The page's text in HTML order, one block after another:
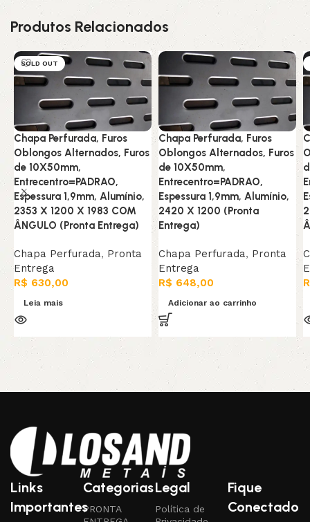
Produtos Relacionados
SOLD OUT
Chapa Perfurada, Furos
Oblongos Alternados, Furos
de 10X50mm,
Entrecentro=PADRAO,
Espessura 1,9mm, Alumínio,
2353 X 1200 X 1983 COM
ÂNGULO (Pronta Entrega)
Chapa Perfurada, Pronta
Entrega
R$ 630,00
Leia mais
Chapa Perfurada, Furos
Oblongos Alternados, Furos
de 10X50mm,
Entrecentro=PADRAO,
Espessura 1,9mm, Alumínio,
2420 X 1200 (Pronta
Entrega)
Chapa Perfurada, Pronta
Entrega
R$ 648,00
Adicionar ao carrinho
Links
Importantes
Categorias
PRONTA
Legal
Política de
Fique
Conectado